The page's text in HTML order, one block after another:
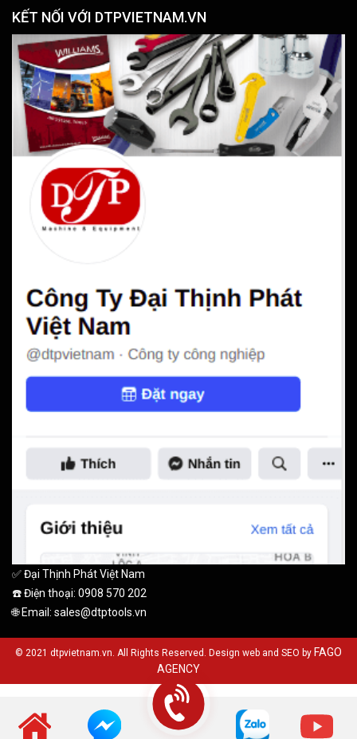
KẾT NỐI VỚI DTPVIETNAM.VN
✅ Đại Thịnh Phát Việt Nam
☎️ Điện thoại: 0908 570 202
🌐 Email: sales@dtptools.vn
© 2021 dtpvietnam.vn. All Rights Reserved. Design web and SEO by FAGO
AGENCY